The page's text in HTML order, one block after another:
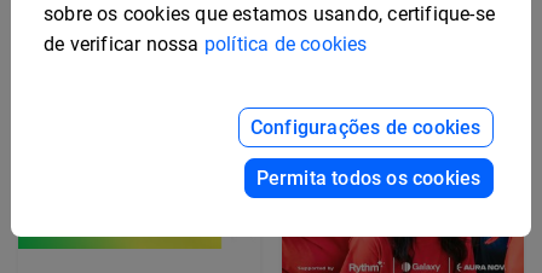
sobre os cookies que estamos usando, certifique-se
de verificar nossa política de cookies
Configurações de cookies
Permita todos os cookies